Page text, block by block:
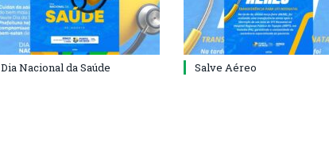
Dia Nacional da Saúde Salve Aéreo